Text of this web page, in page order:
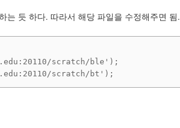
는 듯 하다. 따라서 해당 파일을 수정해주면 됨.
scratch/ble');
scratch/bt');